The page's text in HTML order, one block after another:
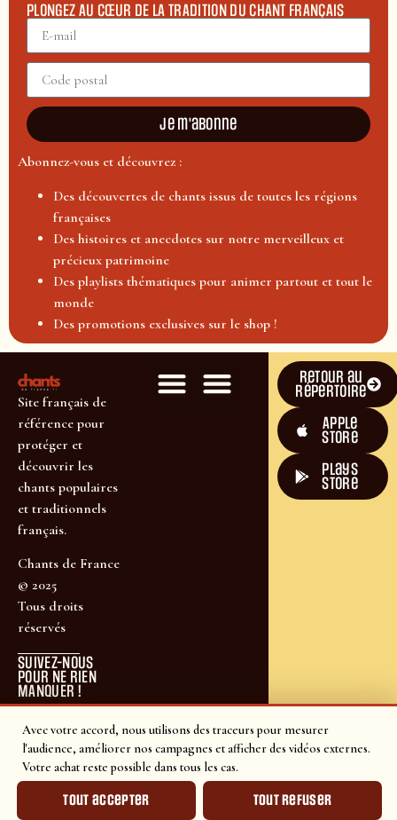
Avec votre accord, nous utilisons des traceurs pour mesurer
l'audience, améliorer nos campagnes et afficher des vidéos externes.
Votre achat reste possible dans tous les cas.
Tout accepter Tout refuser
PLONGEZ AU CŒUR DE LA TRADITION DU CHANT FRANÇAIS
Je m'abonne
Abonnez-vous et découvrez :
Des découvertes de chants issus de toutes les régions
françaises
Des histoires et anecdotes sur notre merveilleux et
précieux patrimoine
Des playlists thématiques pour animer partout et tout le
monde
Des promotions exclusives sur le shop !
Site français de
référence pour
protéger et
découvrir les
chants populaires
et traditionnels
français.
Chants de France
© 2025
Tous droits
réservés
SUIVEZ-NOUS
POUR NE RIEN
MANQUER !
Retour au
répertoire
Apple
Store
plays
store